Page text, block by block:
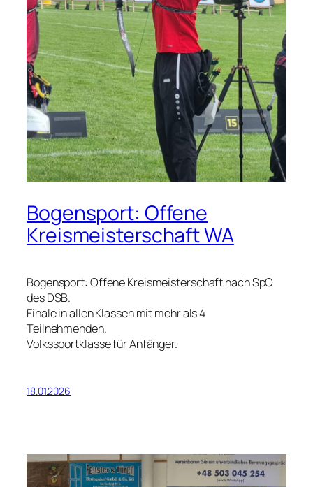
Bogensport: Offene
Kreismeisterschaft WA
Bogensport: Offene Kreismeisterschaft nach SpO
des DSB.
Finale in allen Klassen mit mehr als 4
Teilnehmenden.
Volkssportklasse für Anfänger.
18.01.2026